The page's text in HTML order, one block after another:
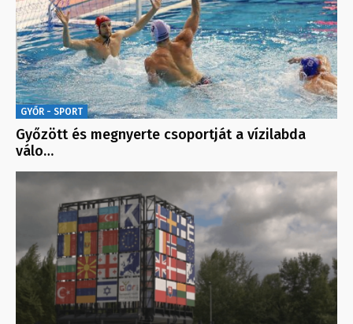
GYŐR - SPORT
Győzött és megnyerte csoportját a vízilabda
válo…